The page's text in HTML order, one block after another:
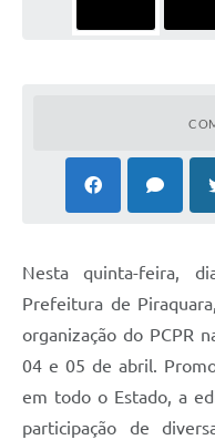
Nesta quinta-feira,
Prefeitura de
organização do PCPR
04 e 05 de abril.
em todo o Estado, a
participação de